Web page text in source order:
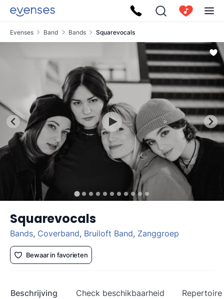
Evenses Band Bands Squarevocals
Squarevocals
Bands, Coverband, Bruiloft Band, Zanggroep
Bewaar in favorieten
Beschrijving Check beschikbaarheid Repertoire